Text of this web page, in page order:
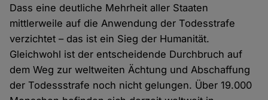
Dass eine deutliche Mehrheit aller Staaten
mittlerweile auf die Anwendung der Todesstrafe
verzichtet – das ist ein Sieg der Humanität.
Gleichwohl ist der entscheidende Durchbruch auf
dem Weg zur weltweiten Ächtung und Abschaffung
der Todessstrafe noch nicht gelungen. Über 19.000